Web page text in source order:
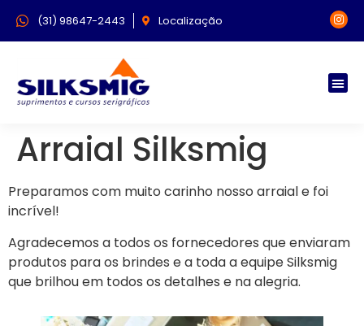
(31) 98647-2443 Localização
Arraial Silksmig
Preparamos com muito carinho nosso arraial e foi
incrível!
Agradecemos a todos os fornecedores que enviaram
produtos para os brindes e a toda a equipe Silksmig
que brilhou em todos os detalhes e na alegria.